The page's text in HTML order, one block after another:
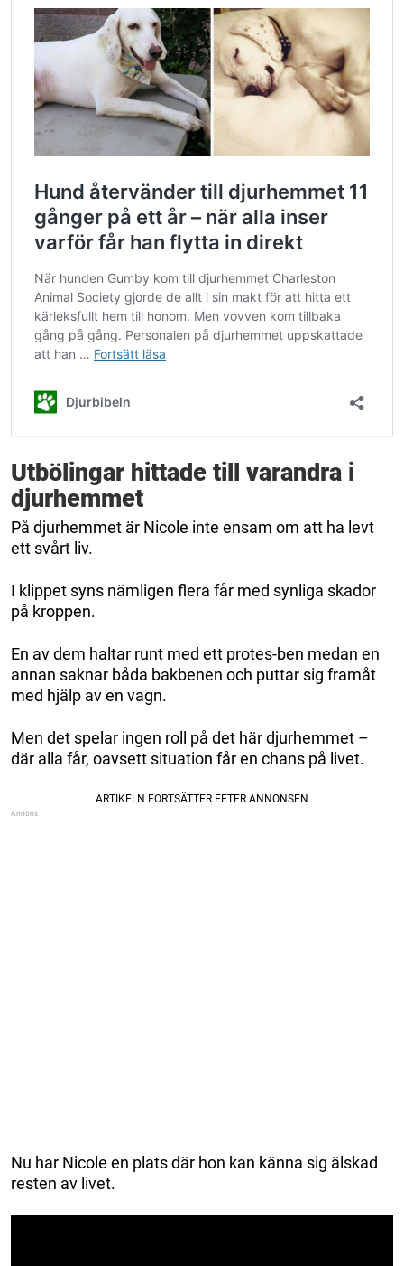
Utbölingar hittade till varandra i
djurhemmet
På djurhemmet är Nicole inte ensam om att ha levt
ett svårt liv.
I klippet syns nämligen flera får med synliga skador
på kroppen.
En av dem haltar runt med ett protes-ben medan en
annan saknar båda bakbenen och puttar sig framåt
med hjälp av en vagn.
Men det spelar ingen roll på det här djurhemmet –
där alla får, oavsett situation får en chans på livet.
Nu har Nicole en plats där hon kan känna sig älskad
resten av livet.